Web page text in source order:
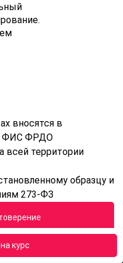
курс
вносятся в
ФИС ФРДО
территории
образцу и
273-ФЗ